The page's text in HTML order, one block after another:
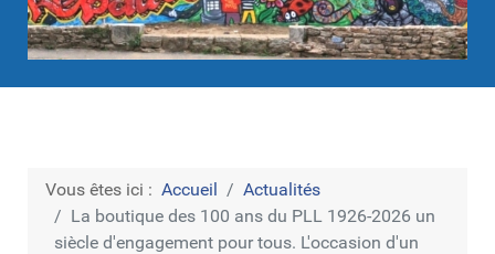
Vous êtes ici : Accueil
Actualités
La boutique des 100 ans du PLL 1926-2026 un
siècle d'engagement pour tous. L'occasion d'un